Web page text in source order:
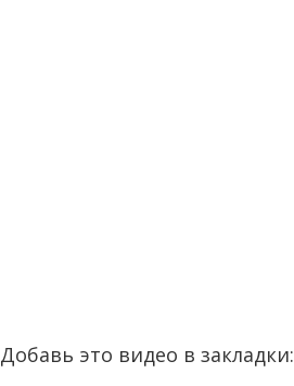
Добавь это видео в закладки: